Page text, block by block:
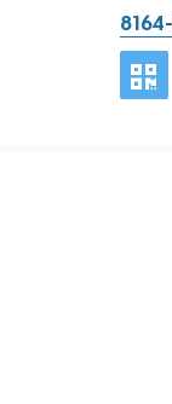
8164-